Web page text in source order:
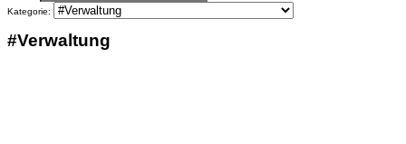
Kategorie:
#Verwaltung